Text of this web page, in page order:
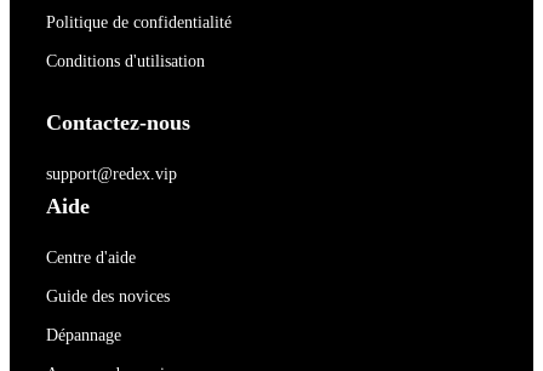
Politique de confidentialité
Conditions d'utilisation
Contactez-nous
support@redex.vip
Aide
Centre d'aide
Guide des novices
Dépannage